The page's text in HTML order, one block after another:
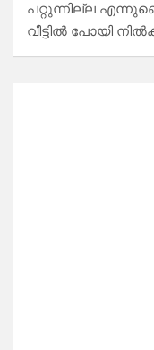
പറ്റുന്നില്ല
വീട്ടിൽ പോയി